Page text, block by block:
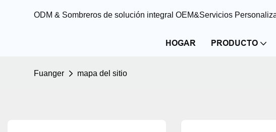
ODM & Sombreros de solución integral OEM&Servicios
HOGAR PRODUCTO
Fuanger mapa del sitio